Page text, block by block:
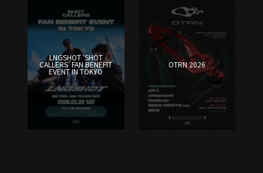
LNGSHOT ‘SHOT
CALLERS’ FAN BENEFIT
EVENT IN TOKYO
OTRN 2026